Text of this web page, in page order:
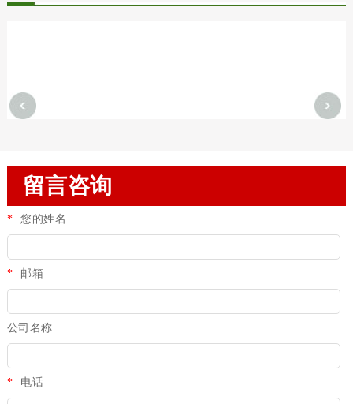
留言咨询
* 您的姓名
* 邮箱
公司名称
* 电话